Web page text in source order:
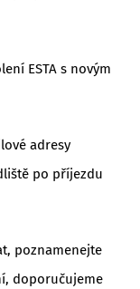
ESTA s novým
adresy
po příjezdu
poznamenejte
doporučujeme